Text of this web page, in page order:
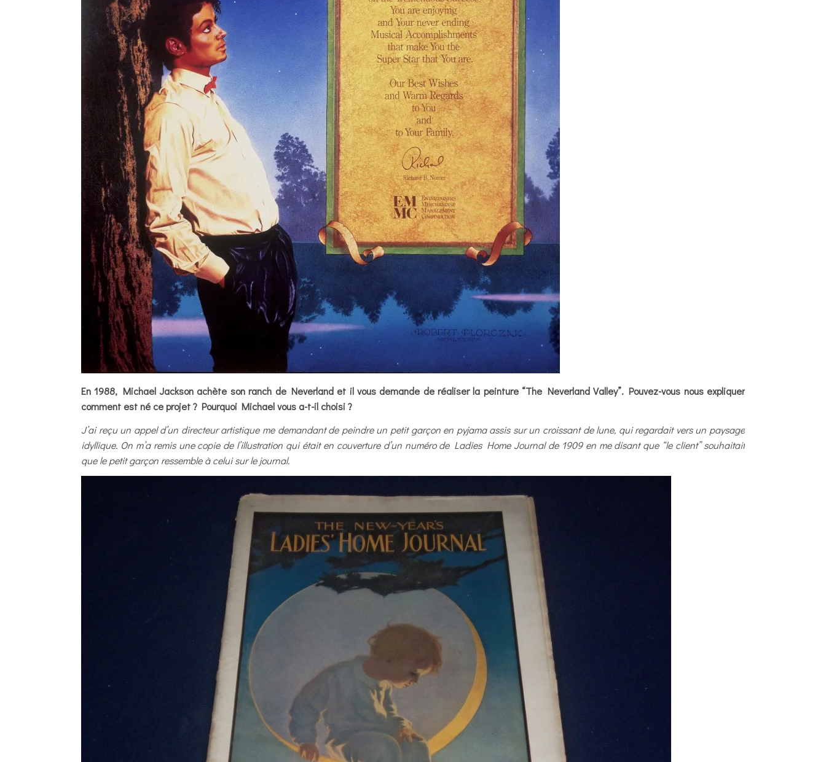
En 1988, Michael Jackson achète son ranch de Neverland et il vous demande de réaliser la peinture “The Neverland Valley”. Pouvez-vous nous expliquer
comment est né ce projet ? Pourquoi Michael vous a-t-il choisi ?
J’ai reçu un appel d’un directeur artistique me demandant de peindre un petit garçon en pyjama assis sur un croissant de lune, qui regardait vers un paysage
idyllique. On m’a remis une copie de l’illustration qui était en couverture d’un numéro de Ladies Home Journal de 1909 en me disant que “le client” souhaitait
que le petit garçon ressemble à celui sur le journal.